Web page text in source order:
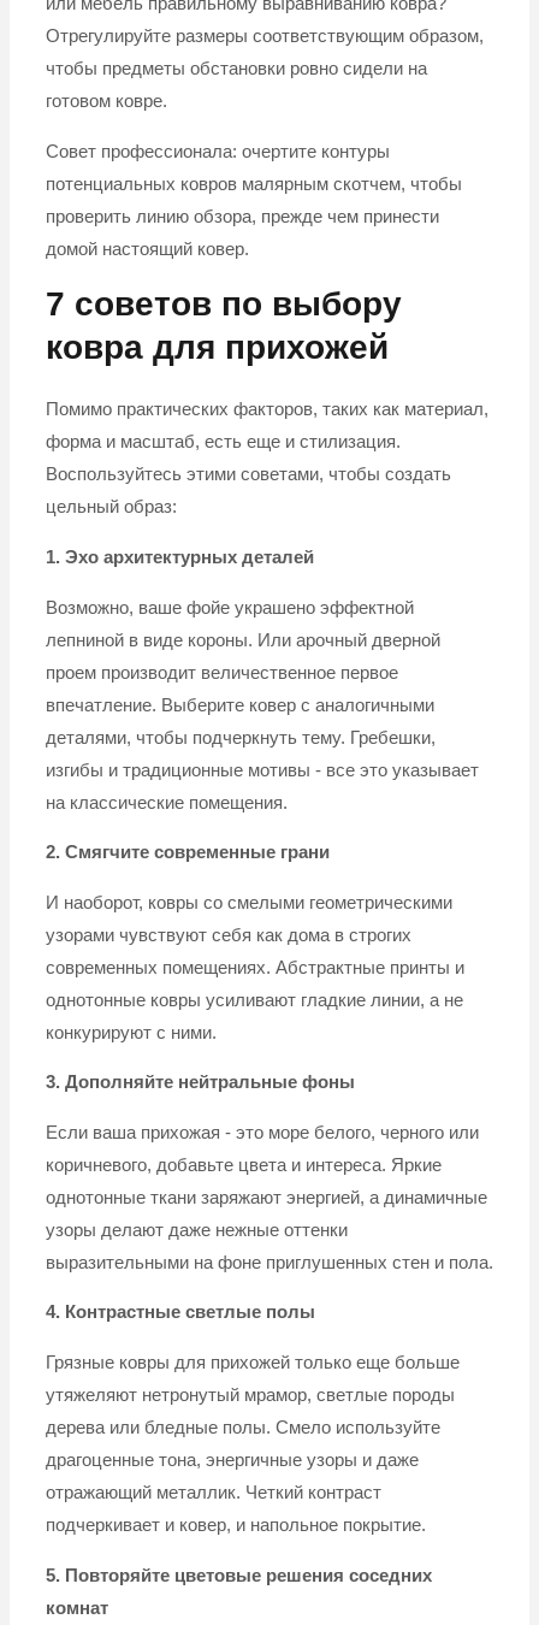
или мебель правильному выравниванию ковра?
Отрегулируйте размеры соответствующим образом,
чтобы предметы обстановки ровно сидели на
готовом ковре.
Совет профессионала: очертите контуры
потенциальных ковров малярным скотчем, чтобы
проверить линию обзора, прежде чем принести
домой настоящий ковер.
7 советов по выбору
ковра для прихожей
Помимо практических факторов, таких как материал,
форма и масштаб, есть еще и стилизация.
Воспользуйтесь этими советами, чтобы создать
цельный образ:
1. Эхо архитектурных деталей
Возможно, ваше фойе украшено эффектной
лепниной в виде короны. Или арочный дверной
проем производит величественное первое
впечатление. Выберите ковер с аналогичными
деталями, чтобы подчеркнуть тему. Гребешки,
изгибы и традиционные мотивы - все это указывает
на классические помещения.
2. Смягчите современные грани
И наоборот, ковры со смелыми геометрическими
узорами чувствуют себя как дома в строгих
современных помещениях. Абстрактные принты и
однотонные ковры усиливают гладкие линии, а не
конкурируют с ними.
3. Дополняйте нейтральные фоны
Если ваша прихожая - это море белого, черного или
коричневого, добавьте цвета и интереса. Яркие
однотонные ткани заряжают энергией, а динамичные
узоры делают даже нежные оттенки
выразительными на фоне приглушенных стен и пола.
4. Контрастные светлые полы
Грязные ковры для прихожей только еще больше
утяжеляют нетронутый мрамор, светлые породы
дерева или бледные полы. Смело используйте
драгоценные тона, энергичные узоры и даже
отражающий металлик. Четкий контраст
подчеркивает и ковер, и напольное покрытие.
5. Повторяйте цветовые решения соседних
комнат